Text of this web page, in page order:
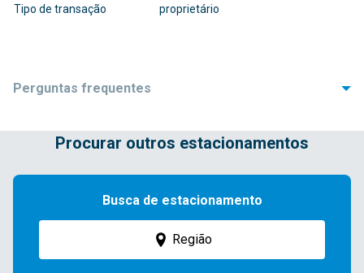
Tipo de transação
proprietário
Perguntas frequentes
Q
estacionamento, sendo:
・Carteira de habilitação
Procurar outros estacionamentos
Busca de estacionamento
Região